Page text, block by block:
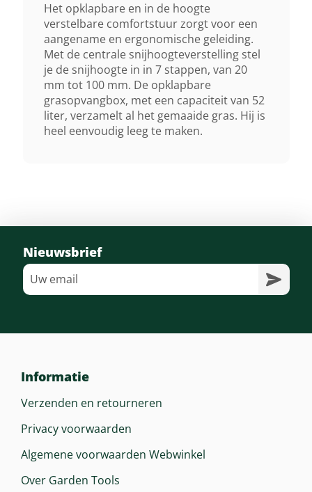
Het opklapbare en in de hoogte
verstelbare comfortstuur zorgt voor een
aangename en ergonomische geleiding.
Met de centrale snijhoogteverstelling stel
je de snijhoogte in in 7 stappen, van 20
mm tot 100 mm. De opklapbare
grasopvangbox, met een capaciteit van 52
liter, verzamelt al het gemaaide gras. Hij is
heel eenvoudig leeg te maken.
Gewicht (droog)
27 Kg
Autonomie Met Ak 10
130 M²
Autonomie Met Ak 20
Autonomie Ak 30 S
340 M²
Nieuwsbrief
Informatie
Verzenden en retourneren
Privacy voorwaarden
Algemene voorwaarden Webwinkel
Over Garden Tools